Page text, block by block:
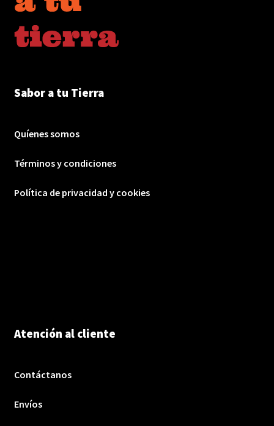
Sabor a tu Tierra
Quíenes somos
Términos y condiciones
Política de privacidad y cookies
Atención al cliente
Contáctanos
Envíos